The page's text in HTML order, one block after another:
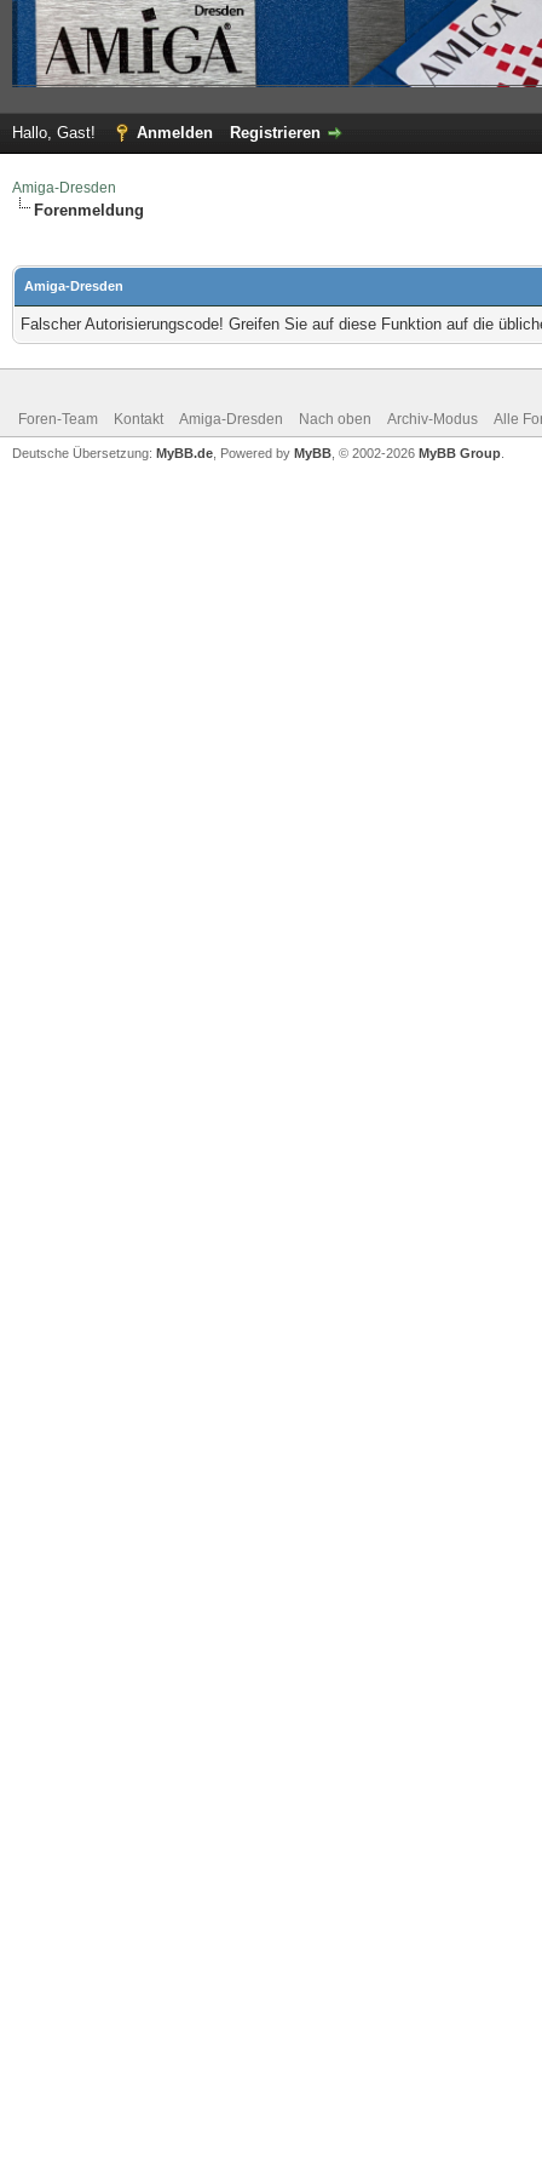
Hallo, Gast! Anmelden Registrieren
Amiga-Dresden
Forenmeldung
Amiga-Dresden
Falscher Autorisierungscode! Greifen Sie auf diese Funktion auf die
Foren-Team Kontakt Amiga-Dresden Nach oben Archiv-Modus Alle
Deutsche Übersetzung: MyBB.de , Powered by MyBB , © 2002-2026 MyBB Group